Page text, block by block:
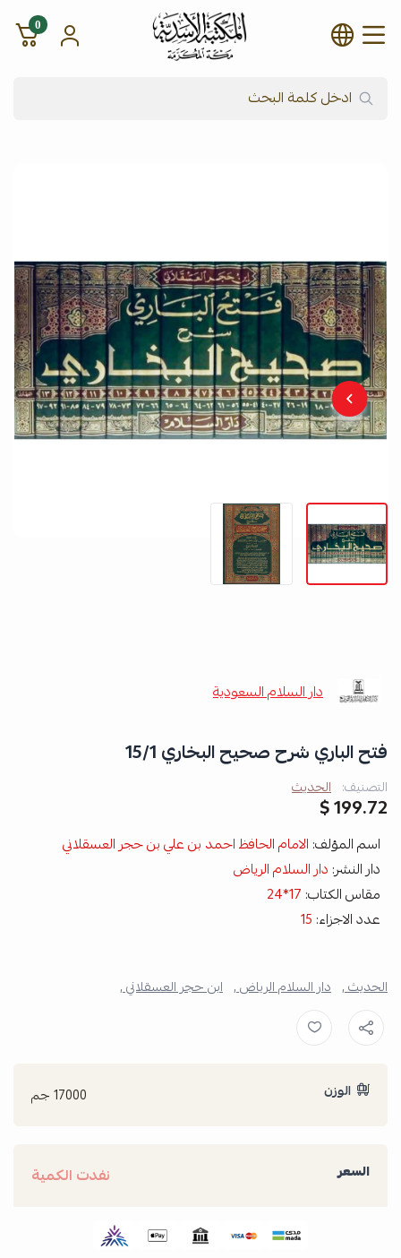
شركة المكتبة الأسدية للنشر
0
دار السلام السعودية
فتح الباري شرح صحيح البخاري 15/1
التصنيف: الحديث
199.72 $
اسم المؤلف: الامام الحافظ احمد بن علي بن حجر العسقلاني
دار النشر: دار السلام الرياض
مقاس الكتاب: 17*24
عدد الاجزاء: 15
الحديث , دار السلام الرياض , ابن حجر العسقلاني ,
الوزن 17000 جم
السعر نفدت الكمية